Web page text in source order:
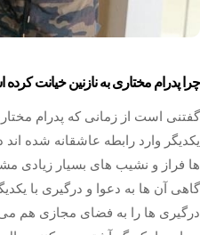
چرا پدرام مختاری به نازنین خیانت
گفتنی است از زمانی که پدرام
یکدیگر وارد رابطه عاشقانه شده‌
ها فراز و نشیب‌ های بسیار زیادی
گاهی آن ها به دعوا و درگیری با
درگیری‌ ها را به فضای مجازی هم